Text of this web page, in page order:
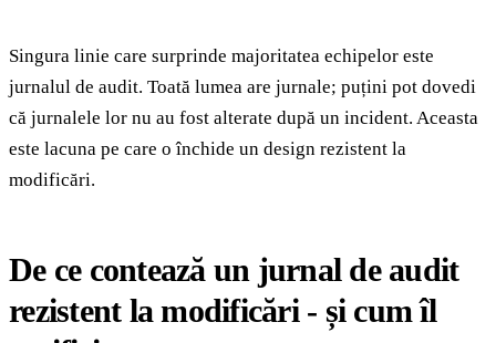
Singura linie care surprinde majoritatea echipelor este
jurnalul de audit. Toată lumea are jurnale; puțini pot dovedi
că jurnalele lor nu au fost alterate după un incident. Aceasta
este lacuna pe care o închide un design rezistent la
modificări.
De ce contează un jurnal de audit
rezistent la modificări - și cum îl